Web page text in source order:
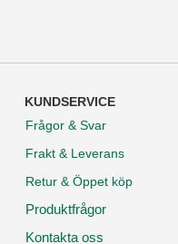
KUNDSERVICE
Frågor & Svar
Frakt & Leverans
Retur & Öppet köp
Produktfrågor
Kontakta oss